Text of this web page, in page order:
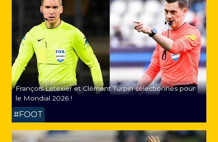
François Letexier et Clément Turpin sélectionnés pour
le Mondial 2026 !
#FOOT